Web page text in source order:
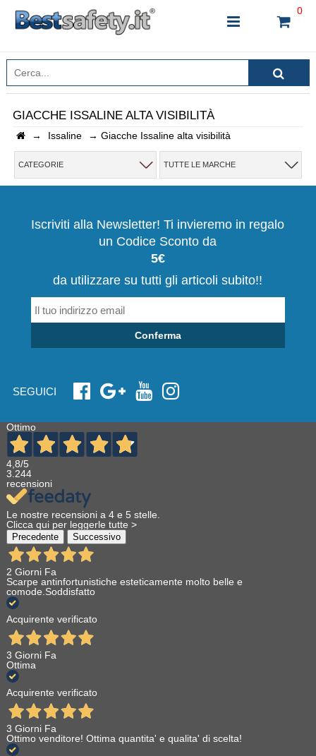
0
INSERISCI IL NOME DEL PRODOTTO CHE STAI
CERCANDO
CHIUDI RICERCA
GIACCHE ISSALINE ALTA VISIBILITÀ
→ Issaline → Giacche Issaline alta visibilità
CATEGORIE TUTTE LE MARCHE
Iscriviti alla Newsletter! Ti invieremo in regalo
un Codice Sconto da
5€
da utilizzare su tutti gli articoli subito!!
Conferma
SEGUICI
Ottimo
4,8/5
3.244
recensioni
Le nostre recensioni a 4 e 5 stelle.
Clicca qui per leggerle tutte >
Precedente Successivo
2 Giorni Fa
Scarpe antinfortunistiche esteticamente molto belle e
comode.Soddisfatto
Acquirente verificato
3 Giorni Fa
Ottima
Acquirente verificato
3 Giorni Fa
Ottimo venditore! Ottima quantita' e qualita' di scelta!